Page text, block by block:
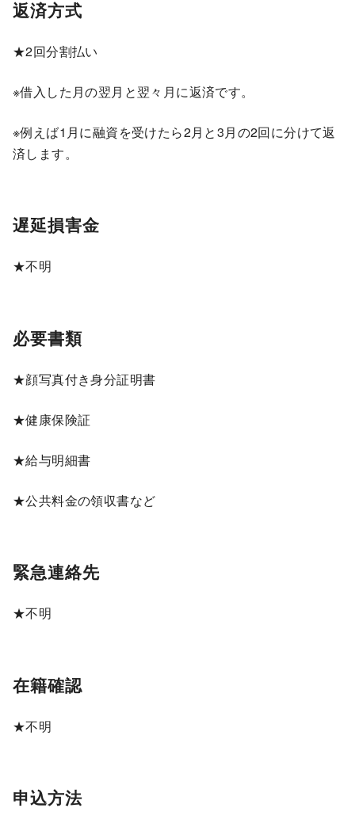
返済方式
★2回分割払い
※借入した月の翌月と翌々月に返済です。
※例えば1月に融資を受けたら2月と3月の2回に分けて返
済します。
遅延損害金
★不明
必要書類
★顔写真付き身分証明書
★健康保険証
★給与明細書
★公共料金の領収書など
緊急連絡先
★不明
在籍確認
★不明
申込方法